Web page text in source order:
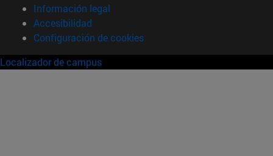
Información legal
Accesibilidad
Configuración de cookies
Localizador de campus